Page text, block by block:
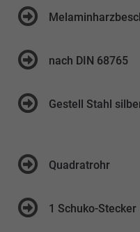
nach DIN 68765
Gestell Stahl
Quadratrohr
1 Schuko-Stecker